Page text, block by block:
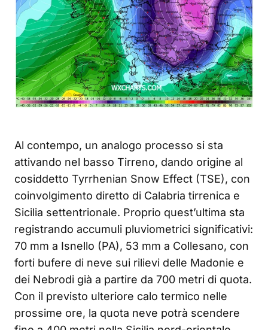
Al contempo, un analogo processo si sta
attivando nel basso Tirreno, dando origine al
cosiddetto Tyrrhenian Snow Effect (TSE), con
coinvolgimento diretto di Calabria tirrenica e
Sicilia settentrionale. Proprio quest’ultima sta
registrando accumuli pluviometrici significativi:
70 mm a Isnello (PA), 53 mm a Collesano, con
forti bufere di neve sui rilievi delle Madonie e
dei Nebrodi già a partire da 700 metri di quota.
Con il previsto ulteriore calo termico nelle
prossime ore, la quota neve potrà scendere